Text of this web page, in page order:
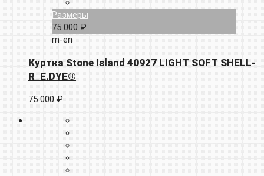
Размеры
75 000 ₽
m-en
Куртка Stone Island 40927 LIGHT SOFT SHELL-
R_E.DYE®
75 000 ₽